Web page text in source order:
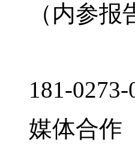
（内参报
181-0273-
媒体合作